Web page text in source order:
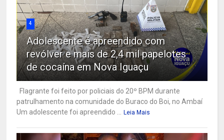
4
Adolescente é apreendido com
revólver e mais de 2,4 mil papelotes
de cocaína em Nova Iguaçu
Flagrante foi feito por policiais do 20º BPM durante
patrulhamento na comunidade do Buraco do Boi, no Ambaí
Um adolescente foi apreendido ...
Leia Mais